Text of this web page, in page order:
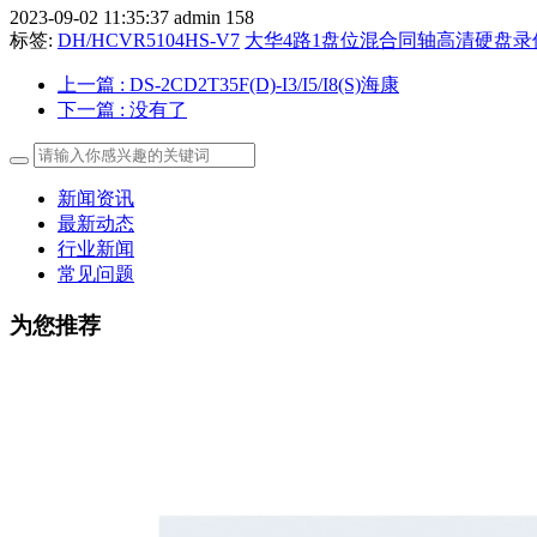
2023-09-02 11:35:37 admin 158
标签: DH/HCVR5104HS-V7 大华4路1盘位混合同轴高清硬盘录
上一篇 : DS-2CD2T35F(D)-I3/I5/I8(S)海康
下一篇 : 没有了
新闻资讯
最新动态
行业新闻
常见问题
为您推荐